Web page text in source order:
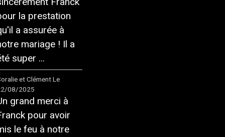
la prestation
a assurée à
mariage ! Il a
super ...
et Clément Le
08/2025
grand merci à
pour avoir
le feu à notre